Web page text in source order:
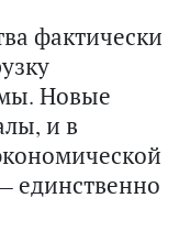
фактически
Новые
и в
единственно